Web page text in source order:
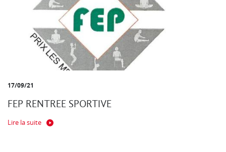
17/09/21
FEP RENTREE SPORTIVE
Lire la suite